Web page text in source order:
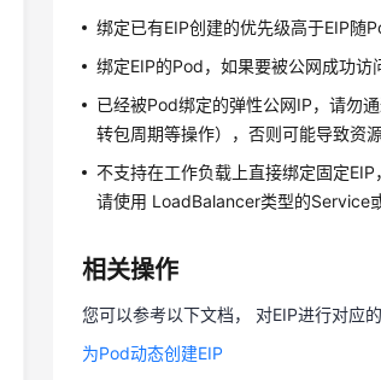
绑定已有EIP创建的优先级高于EIP随
绑定EIP的Pod，如果要被公网成功访
已经被Pod绑定的弹性公网IP，请勿
转包周期等操作），否则可能导致资源
不支持在工作负载上直接绑定固定
请使用 LoadBalancer类型的Service
相关操作
您可以参考以下文档， 对EIP进行对应的
为Pod动态创建EIP